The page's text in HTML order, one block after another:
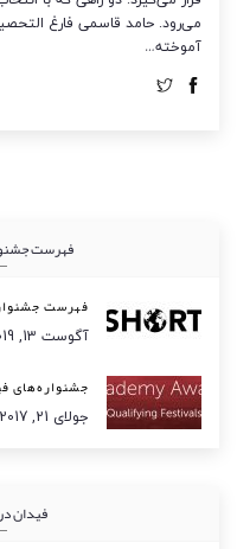
می‌رود. حامد قاسمی فارغ
آموخته…
فهرست
فهرست
آگوست 13, 2019
جشنواره‌های
جولای 21, 2017
فیدان